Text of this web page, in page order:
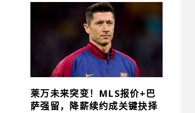
莱万未来突变！MLS报价+巴
萨强留，降薪续约成关键抉择